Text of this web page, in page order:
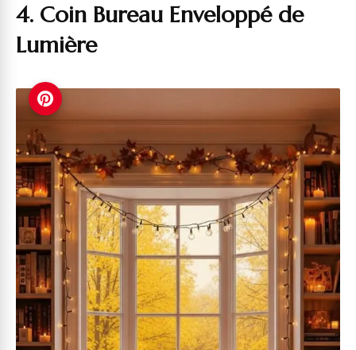
4. Coin Bureau Enveloppé de
Lumière